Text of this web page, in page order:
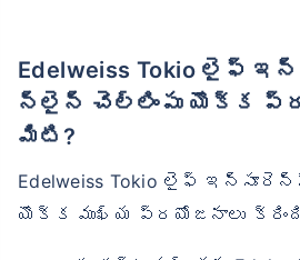
Edelweiss Tokio లైఫ్ ఇన్సూరెన్స్ ఆ
న్‌లైన్ చెల్లింపు యొక్క
మిటి?
Edelweiss Tokio లైఫ్
యొక్క ముఖ్య ప్రయోజనాలు